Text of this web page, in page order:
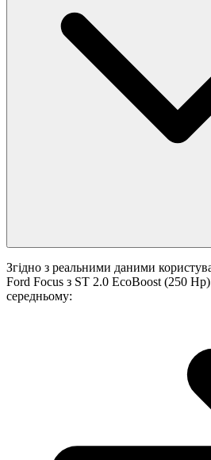
Згідно з реальними даними
Ford Focus з ST 2.0 EcoBoost (250
середньому: